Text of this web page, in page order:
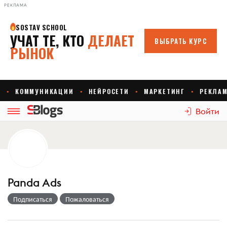
РЕКЛАМА
Войти
Panda Ads
Подписаться Пожаловаться